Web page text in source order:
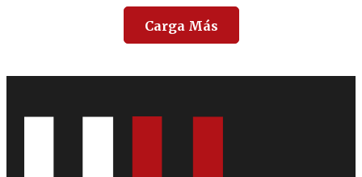
Carga Más